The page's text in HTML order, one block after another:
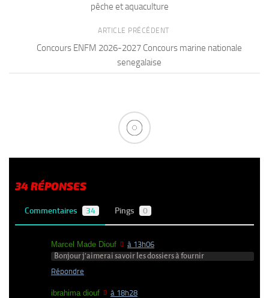
pêche et aquaculture
ARTICLE PRÉCÉDENT
Concours ENFM 2026-2027 Concours marine nationale
senegalaise
34 RÉPONSES
Commentaires 34 Pings 0
Marcel Made Diouf à 13h06
Bonjour j’aimerai savoir les dossiers à fournir
Répondre
ibrahima diouf à 18h28